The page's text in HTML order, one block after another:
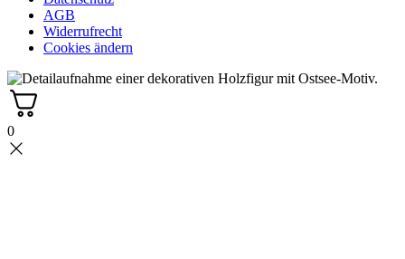
AGB
Widerrufrecht
Cookies ändern
0